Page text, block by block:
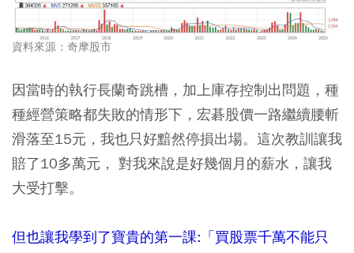
資料來源：奇摩股市
因當時的執行長蘭奇跳槽，加上庫存控制出問題，種
種經營策略都失敗的情形下，宏碁股價一路繼續腰斬
滑落至15元，我也只好黯然停損出場。這次教訓讓我
賠了10多萬元， 對我來說是好幾個月的薪水，讓我
大受打擊。
但也讓我學到了寶貴的第一課:「買股票千萬不能只